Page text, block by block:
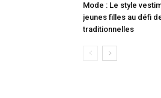
Mode : Le style
jeunes filles au défi
traditionnelles